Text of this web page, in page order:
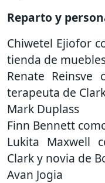
Reparto y
Chiwetel Ejiofor
tienda de
Renate
terapeuta de
Mark Duplass
Finn Bennett
Lukita Maxwell
Clark y novia de
Avan Jogia